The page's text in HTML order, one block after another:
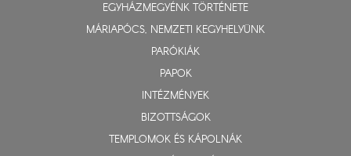
EGYHÁZMEGYÉNK TÖRTÉNETE
MÁRIAPÓCS, NEMZETI KEGYHELYÜNK
PARÓKIÁK
PAPOK
INTÉZMÉNYEK
BIZOTTSÁGOK
TEMPLOMOK ÉS KÁPOLNÁK